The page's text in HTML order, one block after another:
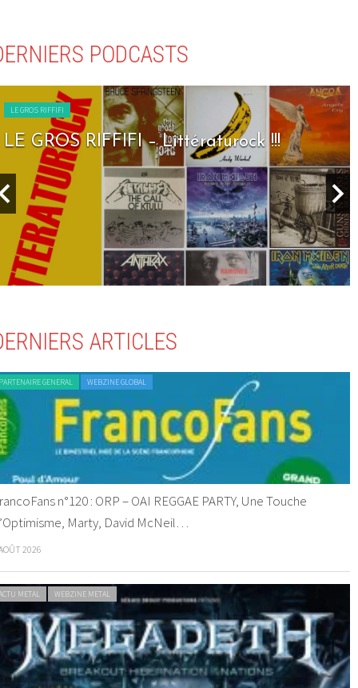
PODCASTS
LE GROS RIFFIFI
LE GROS RIFFIFI – Littératurock !!!
ARTICLES
GENERAL WEBZINE GLOBAL
n°120 : ORP – OAI REGGAE PARTY, Une Touche
Marty, David McNeil…
2026
METAL WEBZINE METAL